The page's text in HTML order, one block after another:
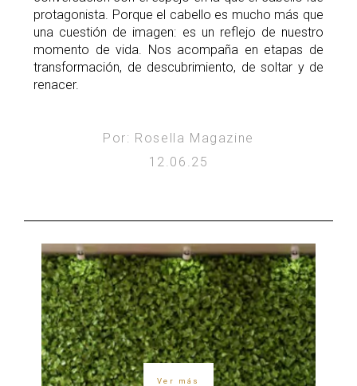
protagonista. Porque el cabello es mucho más que
una cuestión de imagen: es un reflejo de nuestro
momento de vida. Nos acompaña en etapas de
transformación, de descubrimiento, de soltar y de
renacer.
Por: Rosella Magazine
12.06.25
Ver más